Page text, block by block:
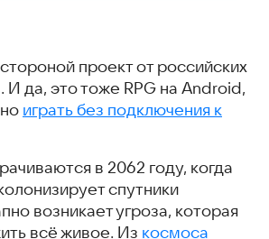
проект от российских
И да, это тоже RPG на Android,
играть без подключения к
в 2062 году, когда
спутники
возникает угроза, которая
всё живое. Из космоса